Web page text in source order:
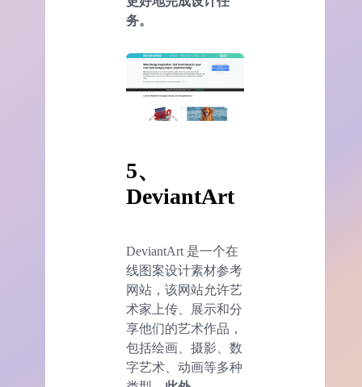
务。
5、
DeviantArt
DeviantArt 是一个在
线图案设计素材参考
网站，该网站允许艺
术家上传、展示和分
享他们的艺术作品，
包括绘画、摄影、数
字艺术、动画等多种